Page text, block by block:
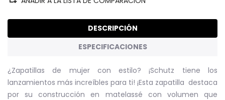
DESCRIPCIÓN
ESPECIFICACIONES
¿Zapatillas de mujer con estilo? ¡Schutz tiene los
lanzamientos más increíbles para ti! ¡Esta zapatilla destaca
por su construcción en matelassé con volumen que